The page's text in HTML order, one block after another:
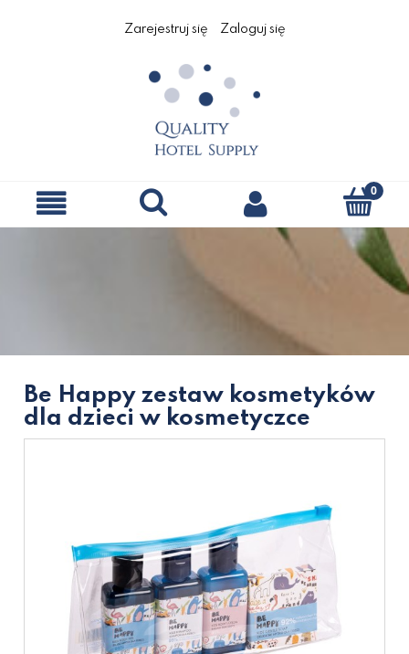
Zarejestruj się Zaloguj się
Be Happy zestaw kosmetyków
dla dzieci w kosmetyczce